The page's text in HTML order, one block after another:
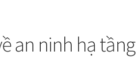
an ninh hạ tầng